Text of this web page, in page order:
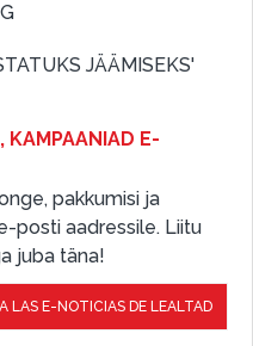
JÄÄMISEKS'
KAMPAANIAD E-
pakkumisi ja
posti aadressile. Liitu
juba täna!
LAS E-NOTICIAS DE LEALTAD